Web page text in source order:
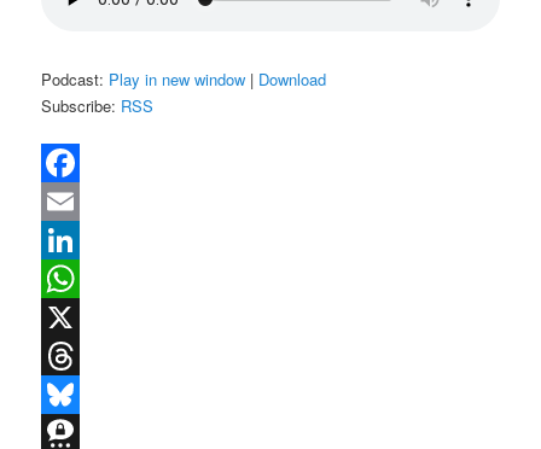
Podcast: Play in new window | Download
Subscribe: RSS
Facebook
Email
LinkedIn
WhatsApp
X
Threads
Bluesky